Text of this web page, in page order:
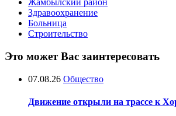
Жамбылский район
Здравоохранение
Больница
Строительство
Это может Вас заинтересовать
07.08.26 Общество
Движение открыли на трассе к